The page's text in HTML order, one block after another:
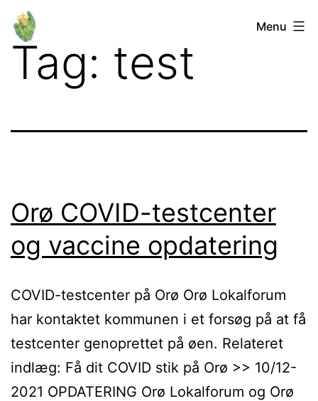
Fortsæt
indhold
Orø
Lokalforum
Menu
Tag: test
Orø COVID-testcenter
og vaccine opdatering
COVID-testcenter på Orø Orø Lokalforum
har kontaktet kommunen i et forsøg på at få
testcenter genoprettet på øen. Relateret
indlæg: Få dit COVID stik på Orø >> 10/12-
2021 OPDATERING Orø Lokalforum og Orø